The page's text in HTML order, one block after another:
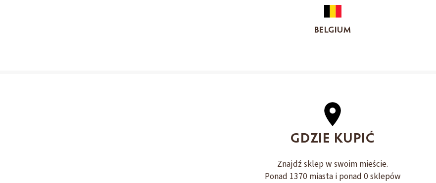
BELGIUM
GDZIE KUPIĆ
Znajdź sklep w swoim mieście.
Ponad 1370 miasta i ponad 0 sklepów